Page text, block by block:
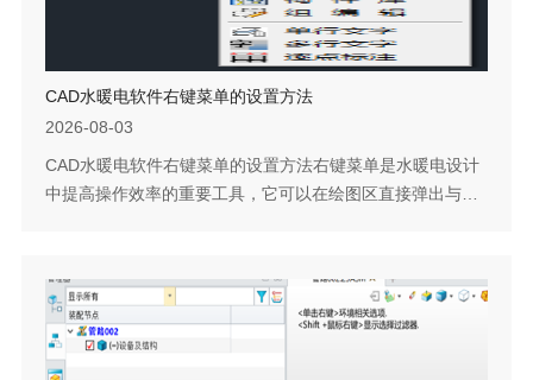
CAD水暖电软件右键菜单的设置方法
2026-08-03
CAD水暖电软件右键菜单的设置方法右键菜单是水暖电设计
中提高操作效率的重要工具，它可以在绘图区直接弹出与当
动启用。下面说明具体的配置方法。问题描述：CAD水暖电
软件中，如何设置右键菜单为水暖电专用菜单？步骤指引：
点击水暖电菜单【建筑-设置-自定义】，在弹出的对话框
中，选择【操作配置】页面，【启用右...